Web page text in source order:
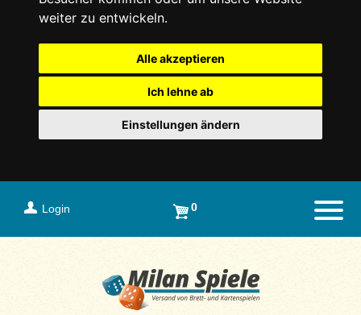
weiter zu entwickeln.
Alle akzeptieren
Ich lehne ab
Einstellungen ändern
Login 0